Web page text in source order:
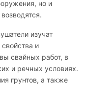
но и
изучат
и
свайных работ, в
и речных условиях.
грунтов, а также